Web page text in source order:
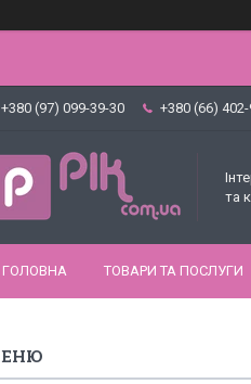
+380 (97) 099-39-30 +380 (66)
та
ГОЛОВНА ТОВАРИ ТА ПОСЛУГИ